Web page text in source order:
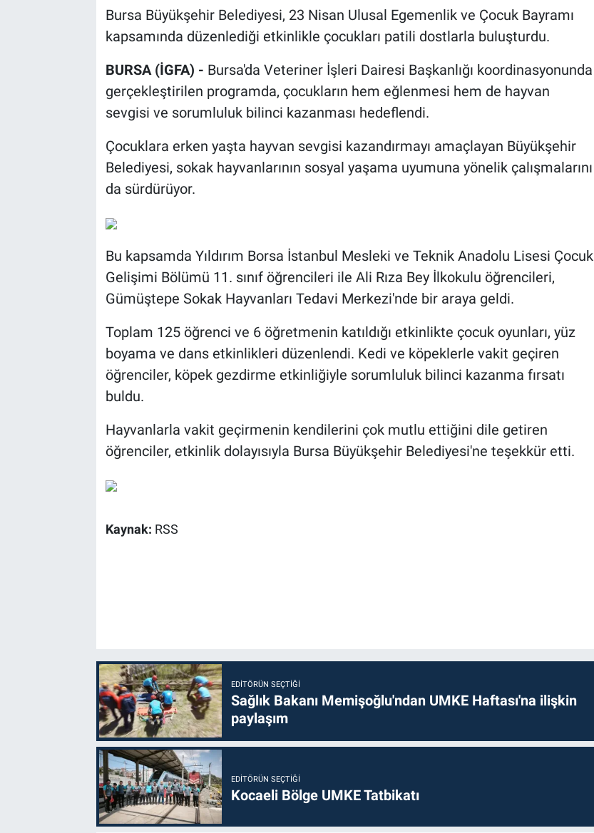
Bursa Büyükşehir Belediyesi, 23 Nisan Ulusal Egemenlik ve Çocuk Bayramı
kapsamında düzenlediği etkinlikle çocukları patili dostlarla buluşturdu.
BURSA (İGFA) - Bursa'da Veteriner İşleri Dairesi Başkanlığı koordinasyonunda
gerçekleştirilen programda, çocukların hem eğlenmesi hem de hayvan
sevgisi ve sorumluluk bilinci kazanması hedeflendi.
Çocuklara erken yaşta hayvan sevgisi kazandırmayı amaçlayan Büyükşehir
Belediyesi, sokak hayvanlarının sosyal yaşama uyumuna yönelik çalışmalarını
da sürdürüyor.
Bu kapsamda Yıldırım Borsa İstanbul Mesleki ve Teknik Anadolu Lisesi Çocuk
Gelişimi Bölümü 11. sınıf öğrencileri ile Ali Rıza Bey İlkokulu öğrencileri,
Gümüştepe Sokak Hayvanları Tedavi Merkezi'nde bir araya geldi.
Toplam 125 öğrenci ve 6 öğretmenin katıldığı etkinlikte çocuk oyunları, yüz
boyama ve dans etkinlikleri düzenlendi. Kedi ve köpeklerle vakit geçiren
öğrenciler, köpek gezdirme etkinliğiyle sorumluluk bilinci kazanma fırsatı
buldu.
Hayvanlarla vakit geçirmenin kendilerini çok mutlu ettiğini dile getiren
öğrenciler, etkinlik dolayısıyla Bursa Büyükşehir Belediyesi'ne teşekkür etti.
Kaynak: RSS
EDITÖRÜN SEÇTIĞI
Sağlık Bakanı Memişoğlu'ndan UMKE Haftası'na ilişkin
paylaşım
EDITÖRÜN SEÇTIĞI
Kocaeli Bölge UMKE Tatbikatı